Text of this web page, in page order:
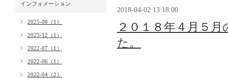
2018-04-02 13:18:00
２０１８年４月５
た。
インフォメーション
2025-08（1）
2023-12（1）
2022-07（1）
2022-06（1）
2022-04（2）